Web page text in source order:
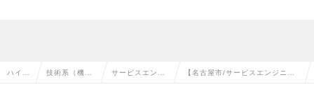
ハイク 技術系（機 サービスエンジ 【名古屋市/サービスエンジニ